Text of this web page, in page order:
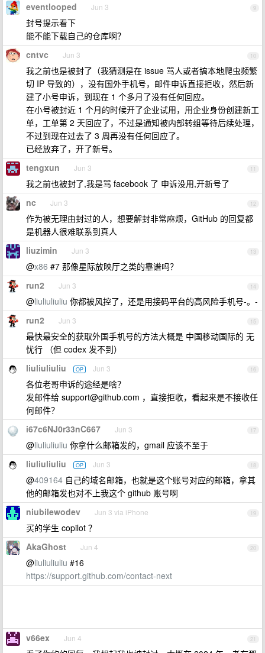
9
eventlooped Jun 3
封号提示看下
能不能下载自己的仓库啊？
10
cntvc Jun 3
我之前也是被封了（我猜测是在 issue 骂人或者搞本地爬虫频繁
切 IP 导致的），没有国外手机号，邮件申诉直接拒收，然后新
建了小号申诉，到现在 1 个多月了没有任何回应。
在小号被封近 1 个月的时候开了企业试用，用企业身份创建新工
单，工单第 2 天回应了，不过是通知被内部转组等待后续处理，
不过到现在过去了 3 周再没有任何回应了。
已经放弃了，开了新号。
11
tengxun Jun 3
我之前也被封了,我是骂 facebook 了 申诉没用,开新号了
12
nc Jun 3
作为被无理由封过的人，想要解封非常麻烦，GitHub 的回复都
是机器人很难联系到真人
13
liuzimin Jun 3
@x86 #7 那像星际放映厅之类的靠谱吗？
14
run2 Jun 3
@liuliuliuliu 你都被风控了，还是用接码平台的高风险手机号-。-
15
run2 Jun 3
最快最安全的获取外国手机号的方法大概是 中国移动国际的 无
忧行 （但 codex 发不到）
16
liuliuliuliu OP Jun 3
各位老哥申诉的途经是啥？
发邮件给 support@github.com ，直接拒收，看起来是不接收任
何邮件？
17
i67c6NJ0r33nC667 Jun 3
@liuliuliuliu 你拿什么邮箱发的，gmail 应该不至于
18
liuliuliuliu OP Jun 3
@409164 自己的域名邮箱，也就是这个账号对应的邮箱，拿其
他的邮箱发也对不上我这个 github 账号啊
19
niubilewodev Jun 3 via iPhone
买的学生 copilot ？
20
AkaGhost Jun 4
@liuliuliuliu #16
https://support.github.com/contact-next
21
v66ex Jun 4